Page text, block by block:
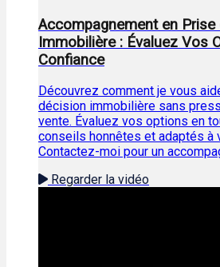
Accompagnement en
Immobilière : Évaluez Vos
Confiance
Découvrez comment je vous
décision immobilière sans
vente. Évaluez vos options en
conseils honnêtes et adaptés à
Contactez-moi pour un
Regarder la vidéo